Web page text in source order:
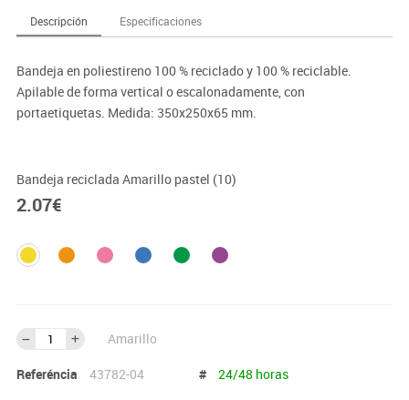
Descripción Especificaciones
Bandeja en poliestireno 100 % reciclado y 100 % reciclable.
Apilable de forma vertical o escalonadamente, con
portaetiquetas. Medida: 350x250x65 mm.
Bandeja reciclada Amarillo pastel (10)
2.07€
Amarillo
Referéncia 43782-04 # 24/48 horas